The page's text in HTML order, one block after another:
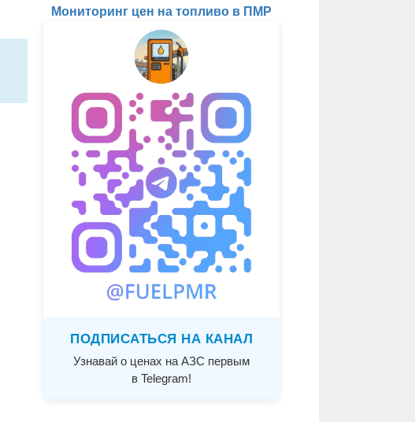
Мониторинг цен на топливо в ПМР
ПОДПИСАТЬСЯ НА КАНАЛ
Узнавай о ценах на АЗС первым
в Telegram!